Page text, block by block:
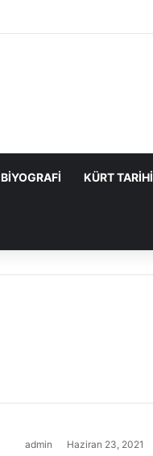
BIYOGRAFI KÜRT TARIHI
admin Haziran 23, 2021